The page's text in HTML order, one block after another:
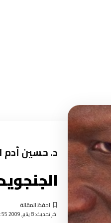
د. حسين أدم
اخر تحديث: 8 يناير, 2009 7:55 صباحًا